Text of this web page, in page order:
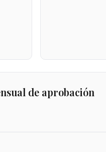
de aprobación